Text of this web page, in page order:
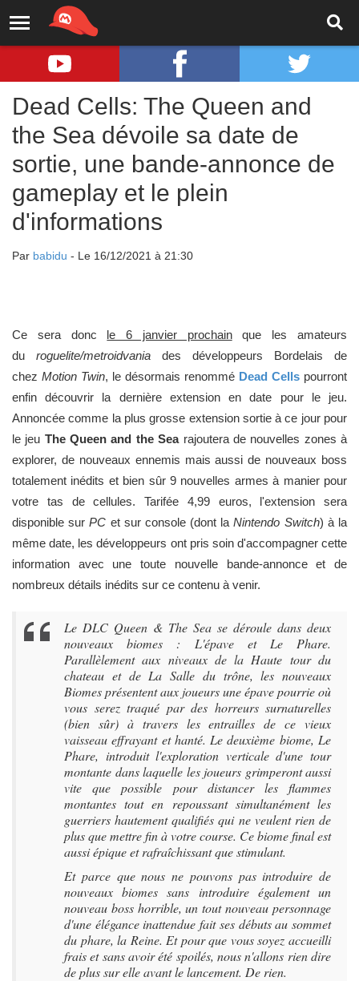
Dead Cells: The Queen and
the Sea dévoile sa date de
sortie, une bande-annonce de
gameplay et le plein
d'informations
Par babidu - Le 16/12/2021 à 21:30
Ce sera donc le 6 janvier prochainque les amateurs
du roguelite/metroidvania des développeurs Bordelais de
chez Motion Twin, le désormais renommé Dead Cells pourront
enfin découvrir la dernière extension en date pour le jeu.
Annoncée comme la plus grosse extension sortie à ce jour pour
le jeu The Queen and the Searajoutera de nouvelles zones à
explorer, de nouveaux ennemis mais aussi de nouveaux boss
totalement inédits et bien sûr 9 nouvelles armes à manier pour
votre tas de cellules. Tarifée 4,99 euros, l'extension sera
disponible surPC et sur console (dont laNintendo Switch) à la
même date, les développeurs ont pris soin d'accompagner cette
information avec une toute nouvelle bande-annonce et de
nombreux détails inédits sur ce contenu à venir.
Le DLC Queen & The Sea se déroule dans deux
nouveaux biomes : L'épave et Le Phare.
Parallèlement aux niveaux de la Haute tour du
chateau et de La Salle du trône, les nouveaux
Biomes présentent aux joueurs une épave pourrie où
vous serez traqué par des horreurs surnaturelles
(bien sûr) à travers les entrailles de ce vieux
vaisseau effrayant et hanté. Le deuxième biome, Le
Phare, introduit l'exploration verticale d'une tour
montante dans laquelle les joueurs grimperont aussi
vite que possible pour distancer les flammes
montantes tout en repoussant simultanément les
guerriers hautement qualifiés qui ne veulent rien de
plus que mettre fin à votre course. Ce biome final est
aussi épique et rafraîchissant que stimulant.
Et parce que nous ne pouvons pas introduire de
nouveaux biomes sans introduire également un
nouveau boss horrible, un tout nouveau personnage
d'une élégance inattendue fait ses débuts au sommet
du phare, la Reine. Et pour que vous soyez accueilli
frais et sans avoir été spoilés, nous n'allons rien dire
de plus sur elle avant le lancement. De rien.